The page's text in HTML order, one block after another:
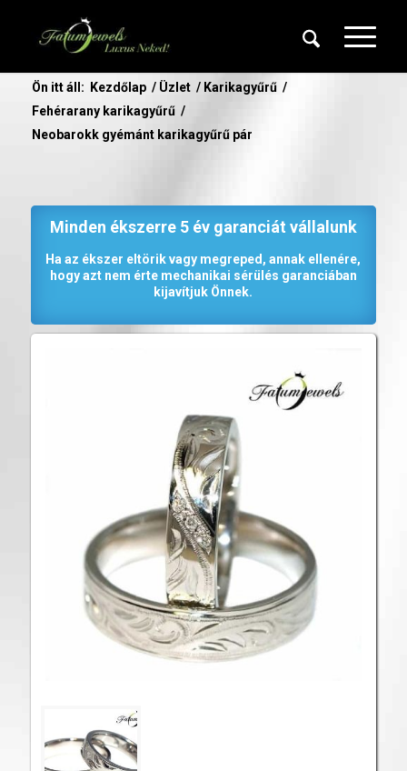
Ön itt áll: Kezdőlap / Üzlet / Karikagyűrű /
Fehérarany karikagyűrű /
Neobarokk gyémánt karikagyűrű pár
Minden ékszerre 5 év garanciát vállalunk
Ha az ékszer eltörik vagy megreped, annak ellenére,
hogy azt nem érte mechanikai sérülés garanciában
kijavítjuk Önnek.